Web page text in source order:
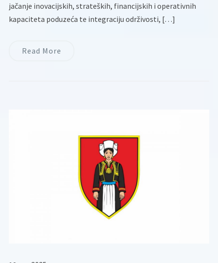
jačanje inovacijskih, strateških, financijskih i operativnih
kapaciteta poduzeća te integraciju održivosti, […]
Read More